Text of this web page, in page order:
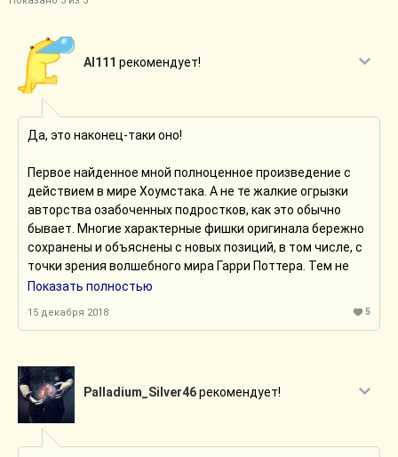
Al111 рекомендует!
Да, это наконец-таки оно!
Первое найденное мной полноценное произведение с
действием в мире Хоумстака. А не те жалкие огрызки
авторства озабоченных подростков, как это обычно
бывает. Многие характерные фишки оригинала бережно
сохранены и объяснены с новых позиций, в том числе, с
точки зрения волшебного мира Гарри Поттера. Тем не
менее, это и близко не пересказ, поскольку вся
мультивселенных), что это уже больше оригинальное
произведение с пасхалками, а не "фанфик" :)
Ксеноморфы оккупировали десяток складов в
Хогвартсе? Почему нет! Джинни аки Алиса из культовой
Показать полностью
15 декабря 2018 5
Palladium_Silver46рекомендует!